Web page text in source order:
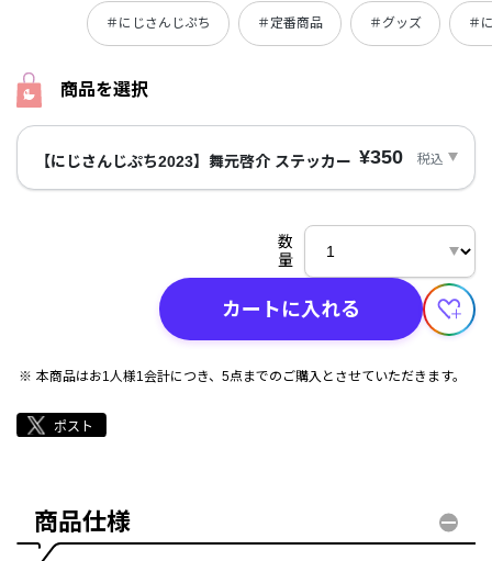
＃にじさんじぷち ＃定番商品 ＃グッズ ＃
商品を選択
【にじさんじぷち2023】舞元啓介 ステッカー ¥350 税込
数
量
カートに入れる
本商品はお1人様1会計につき、5点までのご購入とさせていただきます。
商品仕様